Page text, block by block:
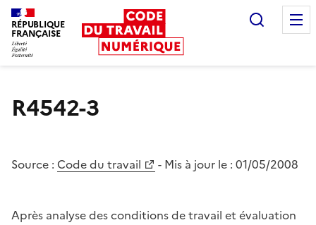
RÉPUBLIQUE
FRANÇAISE
R4542-3
Source : Code du travail - Mis à jour le : 01/05/2008
Après analyse des conditions de travail et évaluation